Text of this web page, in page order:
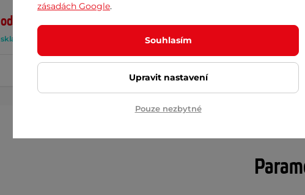
od 380 Kč 490 Kč
skladem
180 Kč 380 Kč
skladem
zásadách Google.
Souhlasím
Upravit nastavení
Pouze nezbytné